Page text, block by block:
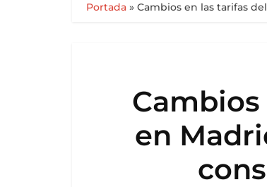
Portada » Cambios en las tarifas
en